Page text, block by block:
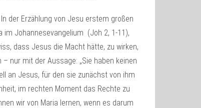
der Erzählung von Jesu erstem großen
im Johannesevangelium (Joh 2, 1-11),
dass Jesus die Macht hätte, zu wirken,
nur mit der Aussage: „Sie haben keinen
an Jesus, für den sie zunächst von ihm
im rechten Moment das Rechte zu
wir von Maria lernen, wenn es darum